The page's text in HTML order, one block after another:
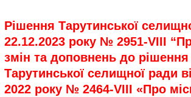
Рішення Тарутинської
22.12.2023 року № 2951-VIII
змін та доповнень до рішення
Тарутинської селищної ради
2022 року № 2464-VIII «Про